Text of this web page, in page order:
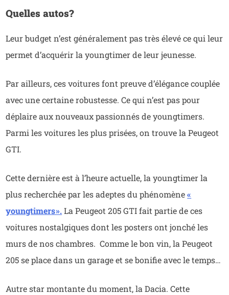
Quelles autos?
Leur budget n’est généralement pas très élevé ce qui leur
permet d’acquérir la youngtimer de leur jeunesse.
Par ailleurs, ces voitures font preuve d’élégance couplée
avec une certaine robustesse. Ce qui n’est pas pour
déplaire aux nouveaux passionnés de youngtimers.
Parmi les voitures les plus prisées, on trouve la Peugeot
GTI.
Cette dernière est à l’heure actuelle, la youngtimer la
plus recherchée par les adeptes du phénomène«
youngtimers ».La Peugeot 205 GTI fait partie de ces
voitures nostalgiques dont les posters ont jonché les
murs de nos chambres. Comme le bon vin, la Peugeot
205 se place dans un garage et se bonifie avec le temps…
Autre star montante du moment, la Dacia. Cette